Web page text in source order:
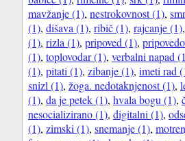
mavžanje (1), nestrokovnost (1),
(1), dišava (1), ribič (1), rajcanje (1)
(1), rizla (1), pripoved (1),
(1), toplovodar (1), verbalni napad
(1), pitati (1), zibanje (1), imeti rad
snizl (1), žoga. nedotaknjenost (1),
(1), da je petek (1), hvala bogu (1),
nesocializirano (1), digitalni (1),
(1), zimski (1), snemanje (1),